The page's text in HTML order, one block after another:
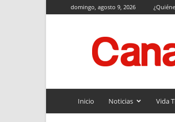
domingo, agosto 9, 2026
TI
Inicio Noticias Vida